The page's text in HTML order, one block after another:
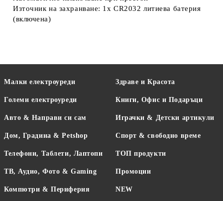
Източник на захранване: 1x CR2032 литиева батерия
(включена)
Малки електроуреди
Големи електроуреди
Авто & Направи си сам
Дом, Градина & Petshop
Телефони, Таблети, Лаптопи
ТВ, Аудио, Фото & Gaming
Компютри & Периферия
Здраве и Красота
Книги, Офис и Подаръци
Играчки & Детски артикули
Спорт & свободно време
ТОП продукти
Промоции
NEW